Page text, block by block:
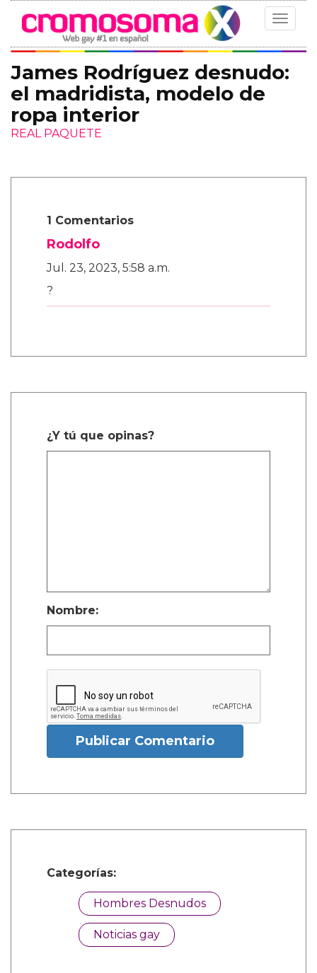
Toggle
James Rodríguez desnudo:
el madridista, modelo de
ropa interior
REAL PAQUETE
1 Comentarios
Rodolfo
Jul. 23, 2023, 5:58 a.m.
?
¿Y tú que opinas?
Nombre:
Publicar Comentario
Categorías:
Hombres Desnudos
Noticias gay